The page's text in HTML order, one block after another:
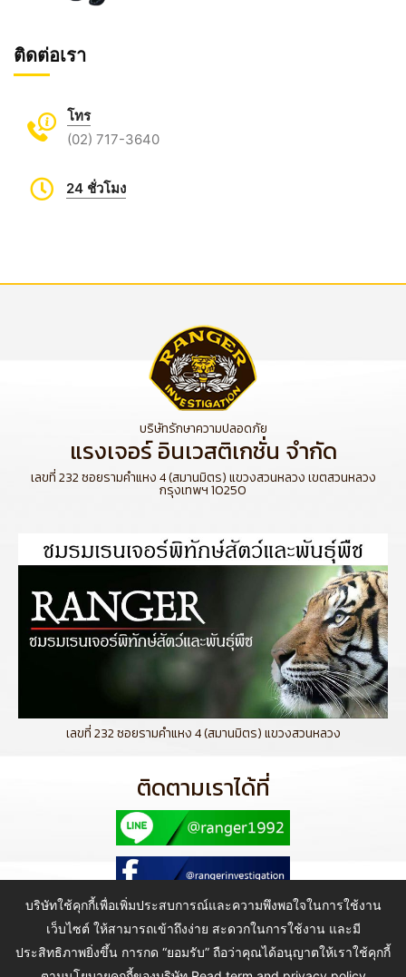
บริษัทใช้คุกกี้เพื่อเพิ่มประสบการณ์และความพึงพอใจในการใช้งาน
เว็บไซต์ ให้สามารถเข้าถึงง่าย สะดวกในการใช้งาน และมี
ประสิทธิภาพยิ่งขึ้น การกด “ยอมรับ” ถือว่าคุณได้อนุญาตให้เราใช้คุกกี้
ติดต่อเรา
โทร
(02) 717-3640
24 ชั่วโมง
บริษัทรักษาความปลอดภัย
แรงเจอร์ อินเวสติเกชั่น จำกัด
เลขที่ 232 ซอยรามคำแหง 4 (สมานมิตร) แขวงสวนหลวง เขตสวนหลวง
กรุงเทพฯ 10250
เลขที่ 232 ซอยรามคำแหง 4 (สมานมิตร) แขวงสวนหลวง
ติดตามเราได้ที่
Copyright © 2021 Ranger Investigation Guard Co., Ltd. All Rights